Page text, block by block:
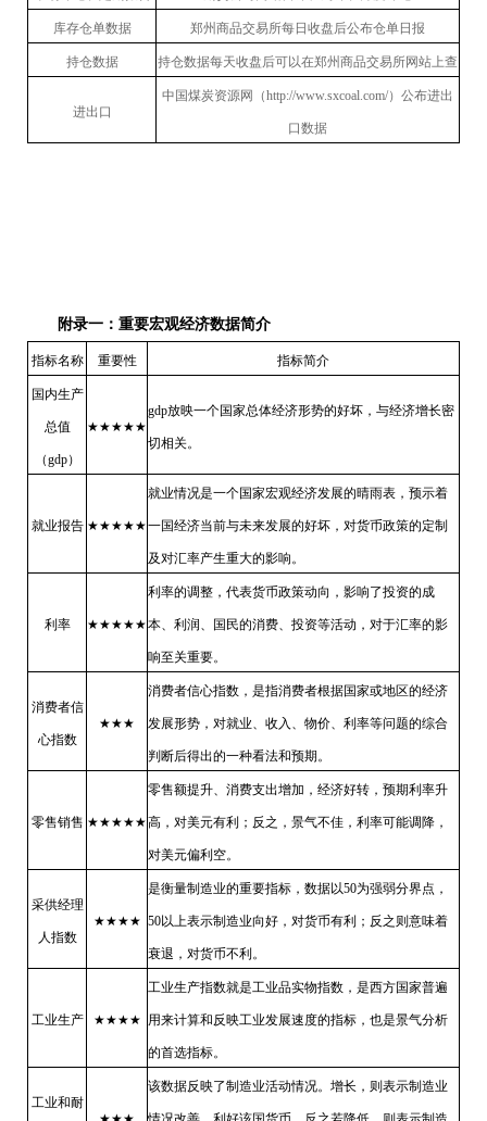
库存仓单数据 郑州商品交易所每日收盘后公布仓单日报
持仓数据 持仓数据每天收盘后可以在郑州商品交易所网站上查
进出口
中国煤炭资源网（http://www.sxcoal.com/）公布进出
口数据
附录一：重要宏观经济数据简介
指标名称 重要性 指标简介
国内生产
总值
（gdp）
★★★★★
gdp放映一个国家总体经济形势的好坏，与经济增长密
切相关。
就业报告 ★★★★★
就业情况是一个国家宏观经济发展的晴雨表，预示着
一国经济当前与未来发展的好坏，对货币政策的定制
及对汇率产生重大的影响。
利率 ★★★★★
利率的调整，代表货币政策动向，影响了投资的成
本、利润、国民的消费、投资等活动，对于汇率的影
响至关重要。
消费者信
心指数
★★★
消费者信心指数，是指消费者根据国家或地区的经济
发展形势，对就业、收入、物价、利率等问题的综合
判断后得出的一种看法和预期。
零售销售 ★★★★★
零售额提升、消费支出增加，经济好转，预期利率升
高，对美元有利；反之，景气不佳，利率可能调降，
对美元偏利空。
采供经理
人指数
★★★★
是衡量制造业的重要指标，数据以50为强弱分界点，
50以上表示制造业向好，对货币有利；反之则意味着
衰退，对货币不利。
工业生产 ★★★★
工业生产指数就是工业品实物指数，是西方国家普遍
用来计算和反映工业发展速度的指标，也是景气分析
的首选指标。
工业和耐
该数据反映了制造业活动情况。增长，则表示制造业